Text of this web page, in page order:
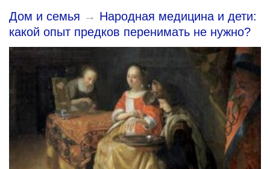
Дом и семья → Народная медицина и дети:
какой опыт предков перенимать не нужно?